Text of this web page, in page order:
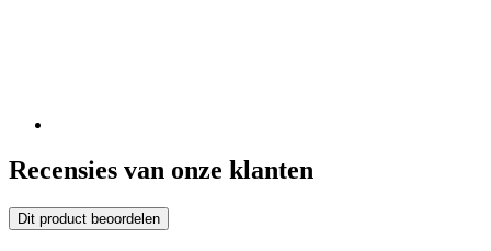
Recensies van onze klanten
Dit product beoordelen